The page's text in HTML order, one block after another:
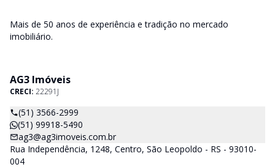
Mais de 50 anos de experiência e tradição no mercado
imobiliário.
AG3 Imóveis
CRECI: 22291J
(51) 3566-2999
(51) 99918-5490
ag3@ag3imoveis.com.br
Rua Independência, 1248, Centro, São Leopoldo - RS - 93010-
004